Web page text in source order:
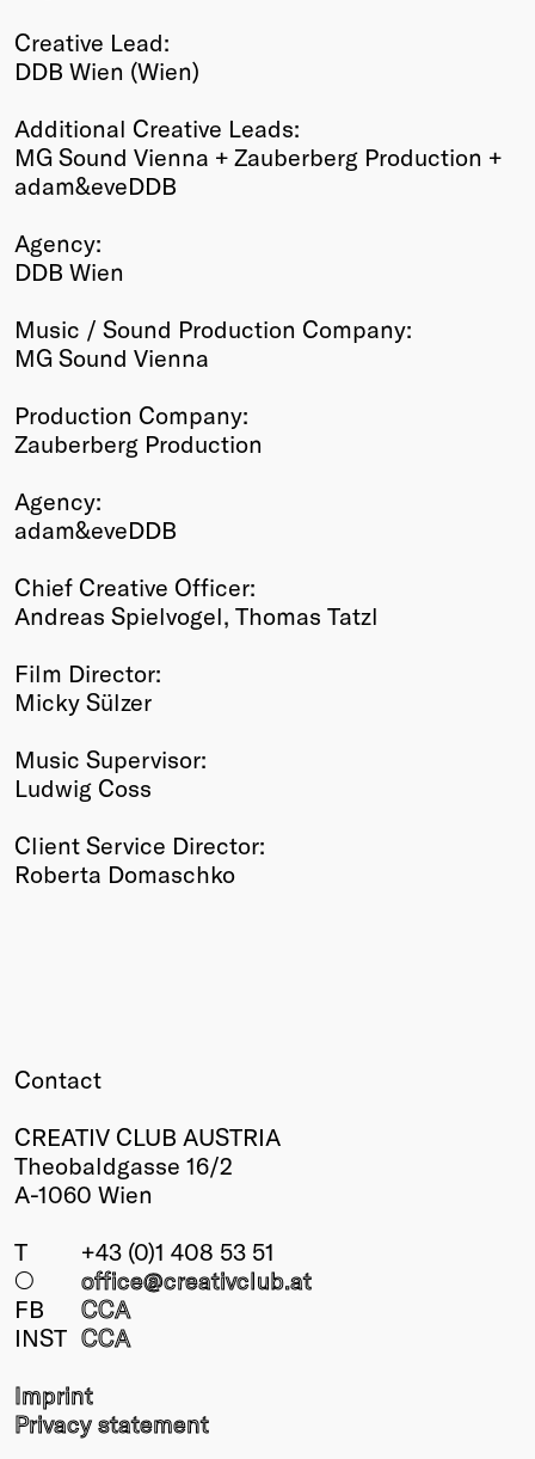
Creative Lead:
DDB Wien (Wien)
Additional Creative Leads:
MG Sound Vienna + Zauberberg Production +
adam&eveDDB
Agency:
DDB Wien
Music / Sound Production Company:
MG Sound Vienna
Production Company:
Zauberberg Production
Agency:
adam&eveDDB
Chief Creative Officer:
Andreas Spielvogel, Thomas Tatzl
Film Director:
Micky Sülzer
Music Supervisor:
Ludwig Coss
Client Service Director:
Roberta Domaschko
Contact
CREATIV CLUB AUSTRIA
Theobaldgasse 16/2
A-1060 Wien
T
+43 (0)1 408 53 51
○
office@creativclub.at
FB
CCA
INST CCA
Imprint
Privacy statement